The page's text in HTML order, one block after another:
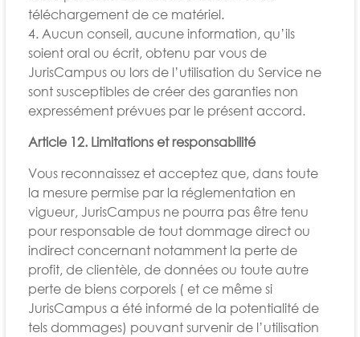
téléchargement de ce matériel.
4. Aucun conseil, aucune information, qu’ils
soient oral ou écrit, obtenu par vous de
JurisCampus ou lors de l’utilisation du Service ne
sont susceptibles de créer des garanties non
expressément prévues par le présent accord.
Article 12. Limitations et responsabilité
Vous reconnaissez et acceptez que, dans toute
la mesure permise par la réglementation en
vigueur, JurisCampus ne pourra pas être tenu
pour responsable de tout dommage direct ou
indirect concernant notamment la perte de
profit, de clientèle, de données ou toute autre
perte de biens corporels ( et ce même si
JurisCampus a été informé de la potentialité de
tels dommages) pouvant survenir de l’utilisation